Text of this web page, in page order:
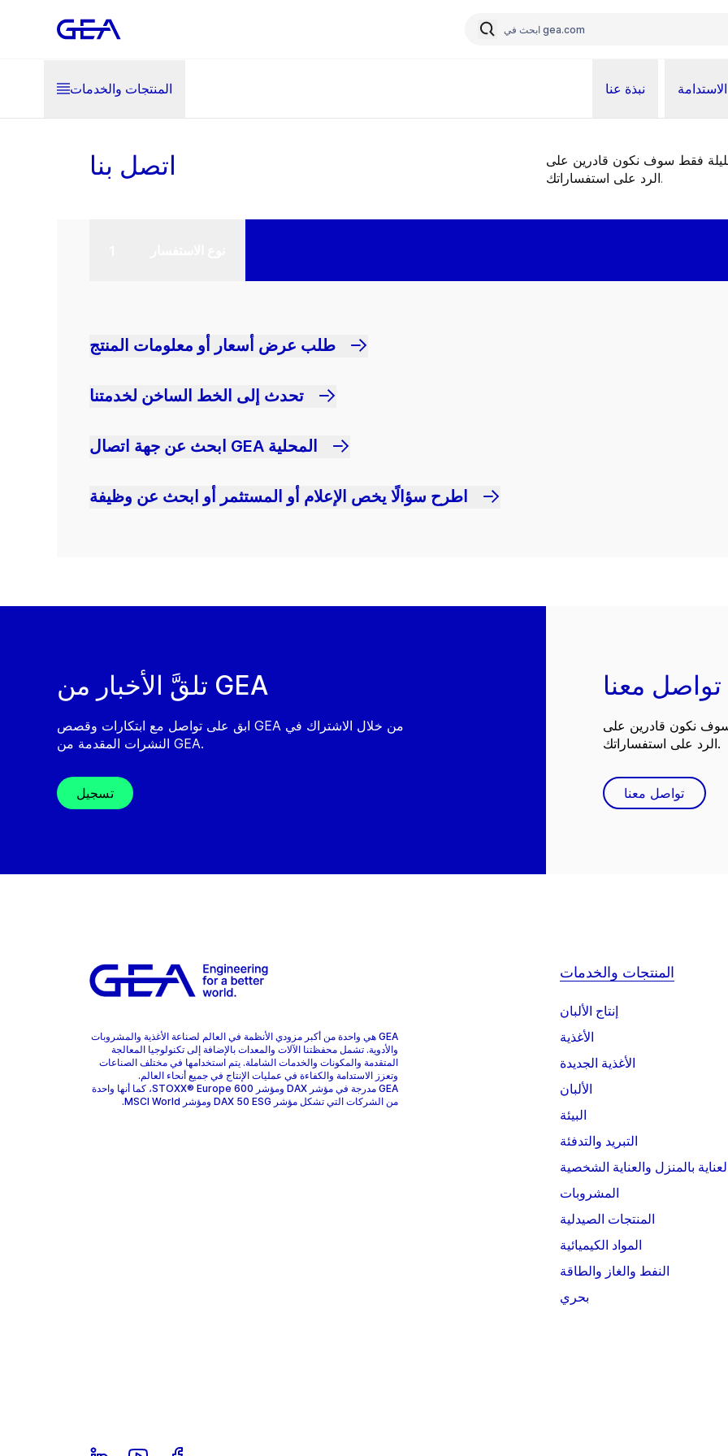
المنتجات والخدمات نبذة عنا الاستدامة
اتصل بنا
فقط سوف نكون قادرين على
الرد على استفساراتك.
طلب عرض أسعار أو معلومات المنتج
تحدث إلى الخط الساخن لخدمتنا
ابحث عن جهة اتصال GEA المحلية
اطرح سؤالًا يخص الإعلام أو المستثمر أو ابحث عن وظيفة
تلقَّ الأخبار من GEA
ابق على تواصل مع ابتكارات وقصص GEA من خلال الاشتراك في
النشرات المقدمة من GEA.
تسجيل
تواصل معنا
نكون قادرين على
الرد على استفساراتك.
تواصل معنا
GEA هي واحدة من أكبر مزودي الأنظمة في العالم لصناعة الأغذية والمشروبات
والأدوية. تشمل محفظتنا الآلات والمعدات بالإضافة إلى تكنولوجيا المعالجة
المتقدمة والمكونات والخدمات الشاملة. يتم استخدامها في مختلف الصناعات
وتعزز الاستدامة والكفاءة في عمليات الإنتاج في جميع أنحاء العالم.
GEA مدرجة في مؤشر DAX ومؤشر STOXX® Europe 600، كما أنها واحدة
من الشركات التي تشكل مؤشر DAX 50 ESG ومؤشر MSCI World.
المنتجات والخدمات
إنتاج الألبان
الأغذية
الأغذية الجديدة
الألبان
البيئة
التبريد والتدفئة
بالمنزل والعناية الشخصية
المشروبات
المنتجات الصيدلية
المواد الكيميائية
النفط والغاز والطاقة
بحري